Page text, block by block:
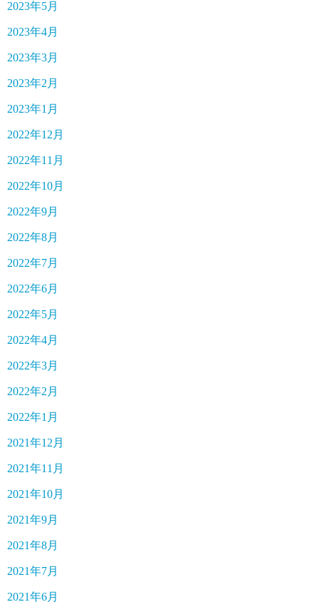
2023年5月
2023年4月
2023年3月
2023年2月
2023年1月
2022年12月
2022年11月
2022年10月
2022年9月
2022年8月
2022年7月
2022年6月
2022年5月
2022年4月
2022年3月
2022年2月
2022年1月
2021年12月
2021年11月
2021年10月
2021年9月
2021年8月
2021年7月
2021年6月